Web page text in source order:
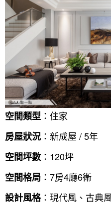
空間類型 ：住家
房屋狀況 ：新成屋 / 5年
空間坪數 ：120坪
空間格局 ：7房4廳6衛
設計風格：現代風、古典